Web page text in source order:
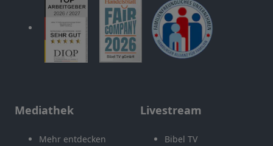
Mediathek
Mehr entdecken
Livestream
Bibel TV